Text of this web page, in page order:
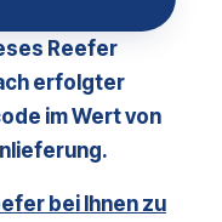
Reefer
erfolgter
im Wert von
bei Ihnen zu